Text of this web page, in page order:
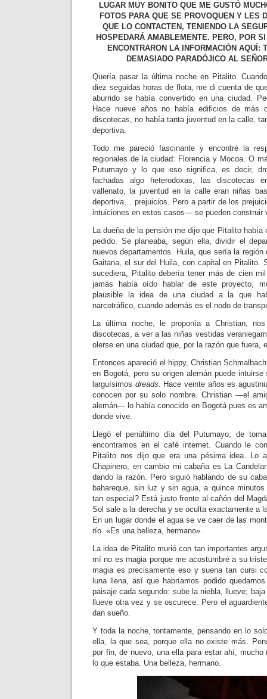
LUGAR MUY BONITO QUE ME GUSTÓ
FOTOS PARA QUE SE PROVOQUEN Y LES
QUE LO CONTACTEN, TENIENDO LA
HOSPEDARÁ AMABLEMENTE. PERO, POR
ENCONTRARON LA INFORMACIÓN AQUÍ:
DEMASIADO PARADÓJICO AL
Quería pasar la última noche en Pitalito.
diez seguidas horas de flota, me di cuenta de
aburrido se había convertido en una ciudad.
Hace nueve años no había edificios de más
discotecas, no había tanta juventud en la calle,
deportiva.
Todo me pareció fascinante y encontré la
regionales de la ciudad: Florencia y Mocoa. O
Putumayo y lo que eso significa, es decir,
fachadas algo heterodoxas, las discotecas
vallenato, la juventud en la calle eran niñas
deportiva… prejuicios. Pero a partir de los
intuiciones en estos casos— se pueden construir
La dueña de la pensión me dijo que Pitalito había
pedido. Se planeaba, según ella, dividir el
nuevos departamentos. Huila, que sería la
Gaitana, el sur del Huila, con capital en Pitalito.
sucediera, Pitalito debería tener más de cien
jamás había oído hablar de este proyecto,
plausible la idea de una ciudad a la que
narcotráfico, cuando además es el nodo de
La última noche, le proponía a Christian,
discotecas, a ver a las niñas vestidas
olerse en una ciudad que, por la razón que fuera,
Entonces apareció el hippy, Christian
en Bogotá, pero su origen alemán puede
larguísimos dreads. Hace veinte años es
conocen por su solo nombre. Christian —el
alemán— lo había conocido en Bogotá pues es
donde vive.
Llegó el penúltimo día del Putumayo, de
encontramos en el café internet. Cuando le
Pitalito nos dijo que era una pésima idea. Lo
Chapinero, en cambio mi cabaña es La
dando la razón. Pero siguió hablando de su
bahareque, sin luz y sin agua, a quince
tan especial? Está justo frente al cañón del
Sol sale a la derecha y se oculta exactamente a
En un lugar donde el agua se ve caer de las
río. «Es una belleza, hermano».
La idea de Pitalito murió con tan importantes
mí no es magia porque me acostumbré a su
magia es precisamente eso y suena tan cursi
luna llena, así que habríamos podido
paisaje cada segundo: sube la niebla, llueve;
llueve otra vez y se oscurece. Pero el
dan sueño.
Y toda la noche, tontamente, pensando en lo
ella, la que sea, porque ella no existe más.
por fin, de nuevo, una ella para estar ahí,
lo que estaba. Una belleza, hermano.